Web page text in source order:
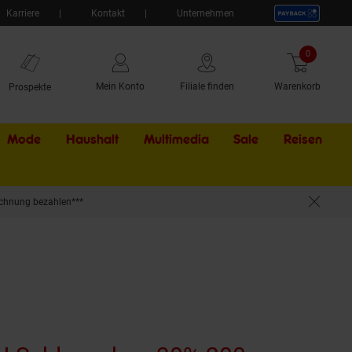
Karriere Kontakt Unternehmen
Prospekte Mein Konto Filiale finden Warenkorb
0 Artikel
Mode Haushalt Multimedia Sale Externer
Reisen
bezahlen***